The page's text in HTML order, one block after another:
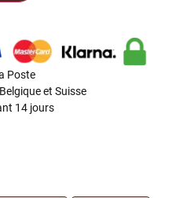
Poste
et Suisse
14 jours